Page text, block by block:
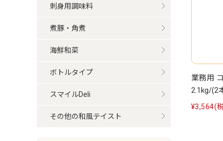
業務用
2.1kg/(2
¥3,564(
刺身用調味料
煮豚・角煮
海鮮和菜
ボトルタイプ
スマイルDeli
その他の和風テイスト